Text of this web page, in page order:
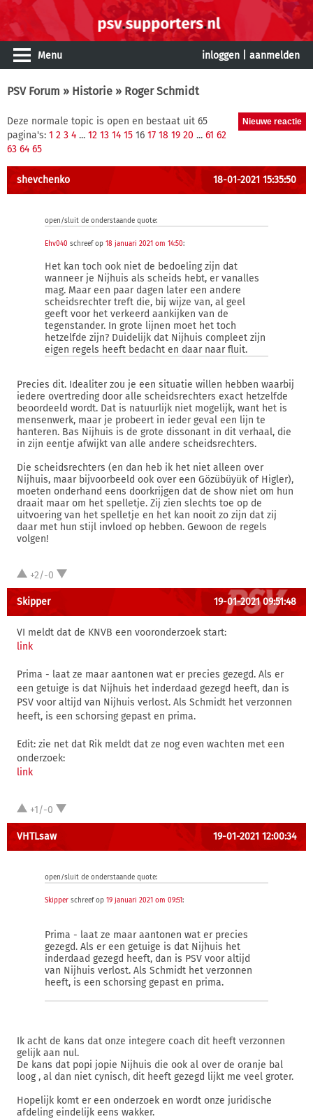
Menu inloggen aanmelden
PSV Forum » Historie » Roger Schmidt
Deze normale topic is open en bestaat uit 65
pagina's: 1 2 3 4 ... 12 13 14 15 16 17 18 19 20 ... 61 62
63 64 65
shevchenko 18-01-2021 15:35:50
open/sluit de onderstaande quote:
Ehv040 schreef op 18 januari 2021 om 14:50:
Het kan toch ook niet de bedoeling zijn dat
wanneer je Nijhuis als scheids hebt, er vanalles
mag. Maar een paar dagen later een andere
scheidsrechter treft die, bij wijze van, al geel
geeft voor het verkeerd aankijken van de
tegenstander. In grote lijnen moet het toch
hetzelfde zijn? Duidelijk dat Nijhuis compleet zijn
eigen regels heeft bedacht en daar naar fluit.
Precies dit. Idealiter zou je een situatie willen hebben waarbij
iedere overtreding door alle scheidsrechters exact hetzelfde
beoordeeld wordt. Dat is natuurlijk niet mogelijk, want het is
mensenwerk, maar je probeert in ieder geval een lijn te
hanteren. Bas Nijhuis is de grote dissonant in dit verhaal, die
in zijn eentje afwijkt van alle andere scheidsrechters.
Die scheidsrechters (en dan heb ik het niet alleen over
Nijhuis, maar bijvoorbeeld ook over een Gözübüyük of Higler),
moeten onderhand eens doorkrijgen dat de show niet om hun
draait maar om het spelletje. Zij zien slechts toe op de
uitvoering van het spelletje en het kan nooit zo zijn dat zij
daar met hun stijl invloed op hebben. Gewoon de regels
volgen!
+2/-0
Skipper 19-01-2021 09:51:48
VI meldt dat de KNVB een vooronderzoek start:
link
Prima - laat ze maar aantonen wat er precies gezegd. Als er
een getuige is dat Nijhuis het inderdaad gezegd heeft, dan is
PSV voor altijd van Nijhuis verlost. Als Schmidt het verzonnen
heeft, is een schorsing gepast en prima.
Edit: zie net dat Rik meldt dat ze nog even wachten met een
onderzoek:
link
+1/-0
VHTLsaw 19-01-2021 12:00:34
open/sluit de onderstaande quote:
Skipper schreef op 19 januari 2021 om 09:51:
Prima - laat ze maar aantonen wat er precies
gezegd. Als er een getuige is dat Nijhuis het
inderdaad gezegd heeft, dan is PSV voor altijd
van Nijhuis verlost. Als Schmidt het verzonnen
heeft, is een schorsing gepast en prima.
Ik acht de kans dat onze integere coach dit heeft verzonnen
gelijk aan nul.
De kans dat popi jopie Nijhuis die ook al over de oranje bal
loog , al dan niet cynisch, dit heeft gezegd lijkt me veel groter.
Hopelijk komt er een onderzoek en wordt onze juridische
afdeling eindelijk eens wakker.